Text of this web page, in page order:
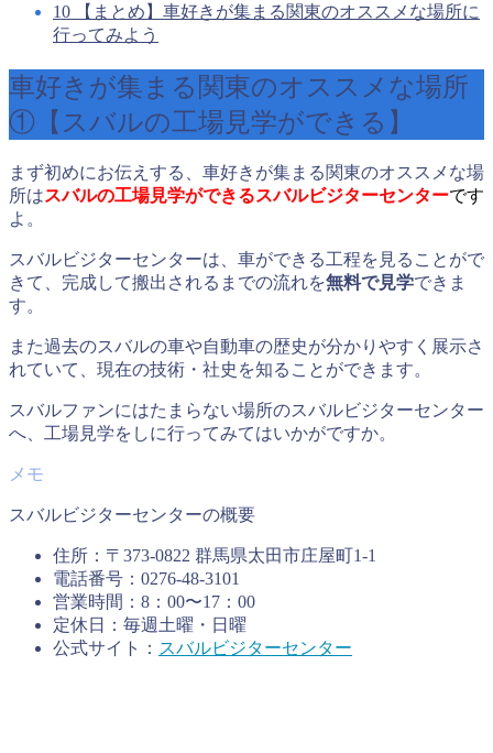
10 【まとめ】車好きが集まる関東のオススメな場所に
行ってみよう
車好きが集まる関東のオススメな場所
①【スバルの工場見学ができる】
まず初めにお伝えする、車好きが集まる関東のオススメな場
所はスバルの工場見学ができるスバルビジターセンターです
よ。
スバルビジターセンターは、車ができる工程を見ることがで
きて、完成して搬出されるまでの流れを無料で見学できま
す。
また過去のスバルの車や自動車の歴史が分かりやすく展示さ
れていて、現在の技術・社史を知ることができます。
スバルファンにはたまらない場所のスバルビジターセンター
へ、工場見学をしに行ってみてはいかがですか。
スバルビジターセンターの概要
住所：〒373-0822 群馬県太田市庄屋町1-1
電話番号：0276-48-3101
営業時間：8：00〜17：00
定休日：毎週土曜・日曜
公式サイト： スバルビジターセンター